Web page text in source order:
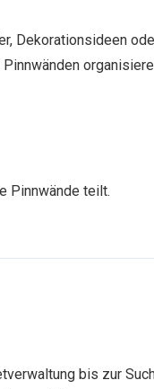
Dekorationsideen
Pinnwände teilt.
bis zur